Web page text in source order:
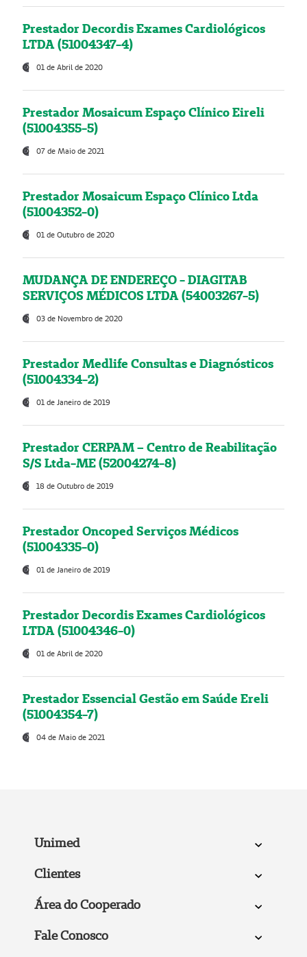
Prestador Decordis Exames Cardiológicos
LTDA (51004347-4)
01 de Abril de 2020
Prestador Mosaicum Espaço Clínico Eireli
(51004355-5)
07 de Maio de 2021
Prestador Mosaicum Espaço Clínico Ltda
(51004352-0)
01 de Outubro de 2020
MUDANÇA DE ENDEREÇO - DIAGITAB
SERVIÇOS MÉDICOS LTDA (54003267-5)
03 de Novembro de 2020
Prestador Medlife Consultas e Diagnósticos
(51004334-2)
01 de Janeiro de 2019
Prestador CERPAM – Centro de Reabilitação
S/S Ltda-ME (52004274-8)
18 de Outubro de 2019
Prestador Oncoped Serviços Médicos
(51004335-0)
01 de Janeiro de 2019
Prestador Decordis Exames Cardiológicos
LTDA (51004346-0)
01 de Abril de 2020
Prestador Essencial Gestão em Saúde Ereli
(51004354-7)
04 de Maio de 2021
Unimed
Clientes
Área do Cooperado
Fale Conosco